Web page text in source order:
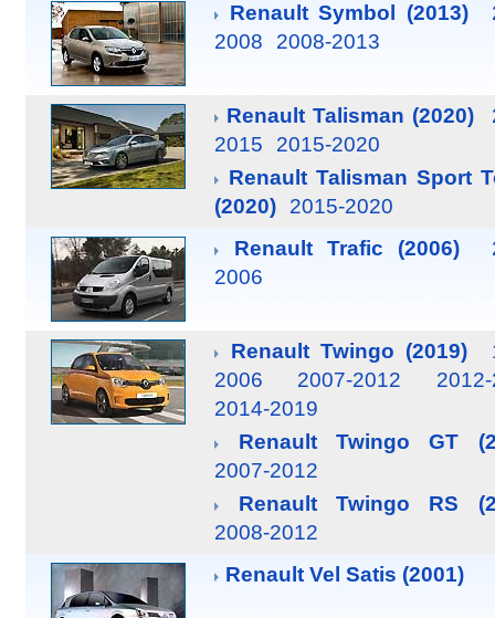
Renault Symbol (2013)
2008
2008-2013
Renault Talisman (2020)
2015
2015-2020
Renault Talisman Sport
(2020)
2015-2020
Renault Trafic (2006)
2006
Renault Twingo (2019)
2006
2007-2012
2014-2019
Renault Twingo GT
2007-2012
Renault Twingo RS
2008-2012
Renault Vel Satis (2001)